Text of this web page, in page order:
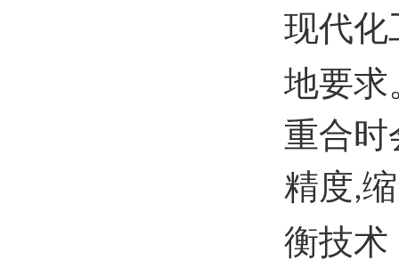
现代化
地要求
重合时
精度,
衡技术